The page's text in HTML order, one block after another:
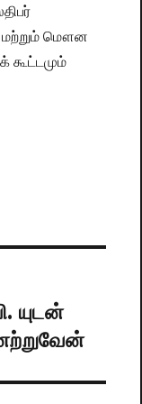
மற்றும் மௌன
கூட்டமும்
யுடன்